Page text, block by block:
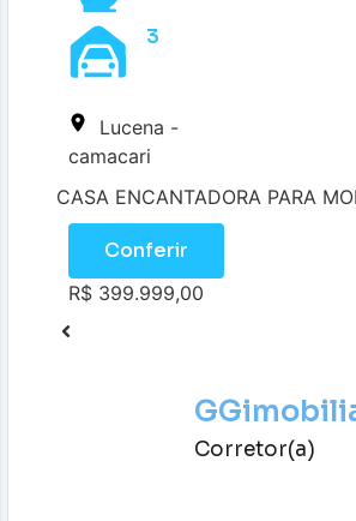
3
Lucena -
camacari
CASA ENCANTADORA PARA
Conferir
R$ 399.999,00
Corretor(a)